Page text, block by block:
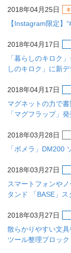
2018年04月25日
【Instagram限定】
2018年04月17日
「暮らしのキロク
しのキロク」に新
2018年04月17日
マグネットの力で
「マグフラップ」発
2018年03月28日
「ポメラ」DM200
2018年03月27日
スマートフォンや
タンド 「BASE」
2018年03月27日
散らかりやすい文
ツール整理ブロッ